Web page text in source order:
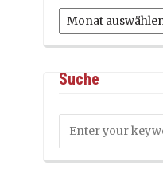
Archiv
Suche